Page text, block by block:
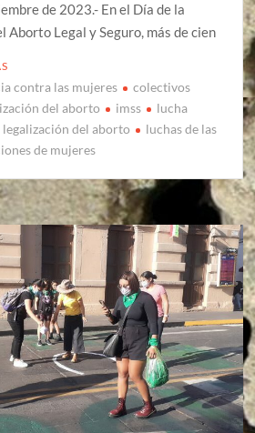
de 2023.- En el Día de la
Aborto Legal y Seguro, más de cien
contra las mujeres
colectivos
del aborto imss
lucha
del aborto
luchas de las
de mujeres